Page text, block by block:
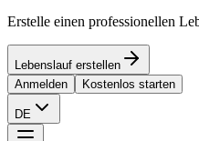
Erstelle einen professionellen
Lebenslauf erstellen
Anmelden
Kostenlos starten
DE